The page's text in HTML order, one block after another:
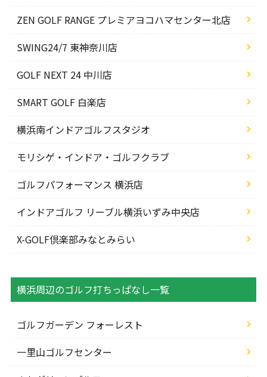
ZEN GOLF RANGE プレミアヨコハマセンター北店
SWING24/7 東神奈川店
GOLF NEXT 24 中川店
SMART GOLF 白楽店
横浜南インドアゴルフスタジオ
モリシゲ・インドア・ゴルフクラブ
ゴルフパフォーマンス 横浜店
インドアゴルフ リーブル横浜いずみ中央店
X-GOLF倶楽部みなとみらい
横浜周辺のゴルフ打ちっぱなし一覧
ゴルフガーデン フォーレスト
一里山ゴルフセンター